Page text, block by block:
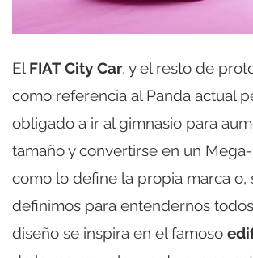
El FIAT City Car, y el resto de
como referencia al Panda actual
obligado a ir al gimnasio para
tamaño y convertirse en un
como lo define la propia marca o,
definimos para entendernos
diseño se inspira en el famoso